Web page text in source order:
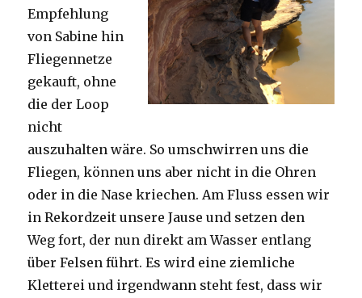
Empfehlung
von Sabine hin
Fliegennetze
gekauft, ohne
die der Loop
nicht
auszuhalten wäre. So umschwirren uns die
Fliegen, können uns aber nicht in die Ohren
oder in die Nase kriechen. Am Fluss essen wir
in Rekordzeit unsere Jause und setzen den
Weg fort, der nun direkt am Wasser entlang
über Felsen führt. Es wird eine ziemliche
Kletterei und irgendwann steht fest, dass wir